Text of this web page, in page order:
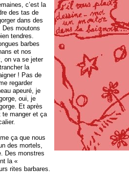
c’est la
des tas de
dans des
Des moutons
tendres.
barbes
et nos
on va se jeter
la
! Pas de
regarder
apeuré, je
oui, je
Et après
te manger et ça
ça que nous
des mortels,
Des monstres
la «
rites barbares.